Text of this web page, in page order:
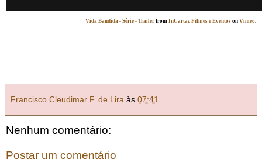
Vida Bandida - Série - Trailer from InCartaz Filmes e Eventos on Vimeo
Francisco Cleudimar F. de Lira às 07:41
Nenhum comentário:
Postar um comentário